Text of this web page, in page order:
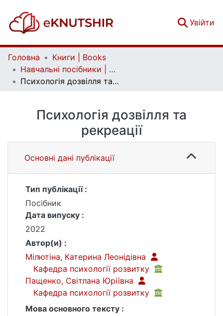
Увійти
Головна
Книги | Books
Навчальні посібники | Handbooks
Психологія дозвілля та рекреації
Психологія дозвілля та
рекреації
Основні дані публікації
Тип публікації :
Посібник
Дата випуску :
2022
Автор(и) :
Мілютіна, Катерина Леонідівна
Кафедра психології розвитку
Пащенко, Світлана Юріївна
Кафедра психології розвитку
Мова основного тексту :